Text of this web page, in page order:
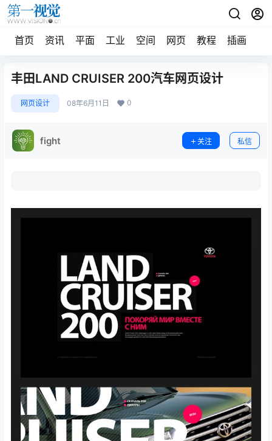
首页 资讯 平面 工业 空间 网页 教程 插画
丰田LAND CRUISER 200汽车网页设计
网页设计 08年6月11日 0
fight 关注 私信